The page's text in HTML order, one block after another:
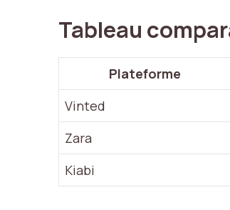
Tableau
Plateforme
Vinted
Zara
Kiabi